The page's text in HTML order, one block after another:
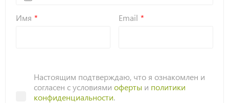
Имя Email
Настоящим подтверждаю, что я ознакомлен и
согласен с условиями оферты и политики
конфиденциальности.